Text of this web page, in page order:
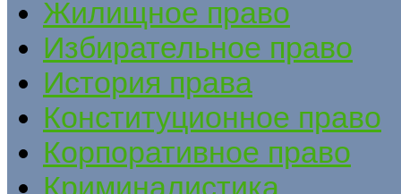
Жилищное право
Избирательное право
История права
Конституционное право
Корпоративное право
Криминалистика